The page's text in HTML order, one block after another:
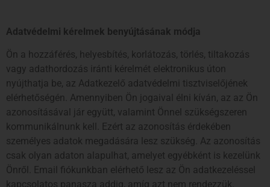
Adatvédelmi kérelmek benyújtásának módja
Ön a hozzáférés, helyesbítés, korlátozás, törlés, tiltakozás
vagy adathordozás iránti kérelmét elektronikus úton
nyújthatja be, az Adatkezelő adatvédelmi tisztviselőjének
elérhetőségén. Amennyiben Ön jogaival élni kíván, az az Ön
azonosításával jár együtt, valamint Önnel szükségszeren
kommunikálnunk kell. Ezért az azonosítás érdekében
személyes adatok megadására lesz szükség. Az azonosítás
csak olyan adaton alapulhat, amelyet egyébként is kezelünk
Önről. Email fiókunkban elérhető lesz az Ön adatkezeléssel
kapcsolatos panasza addig, amíg azt nem rendezzük.